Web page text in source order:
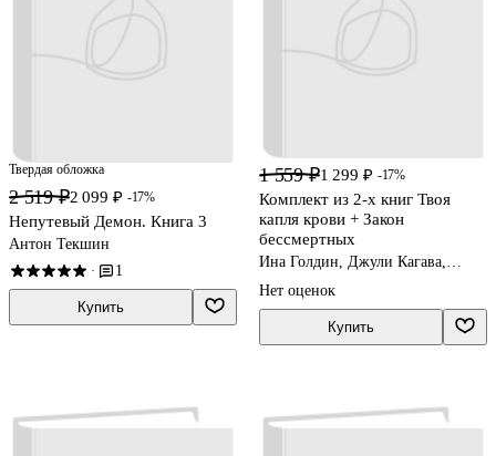
Твердая обложка
2 519 ₽2 099 ₽ -17%
Непутевый Демон. Книга 3
Антон Текшин
· 1
Купить
1 559 ₽1 299 ₽ -17%
Комплект из 2-х книг Твоя
капля крови + Закон
бессмертных
Ина Голдин, Джули Кагава,
Нет оценок
Купить